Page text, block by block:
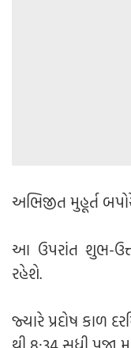
અભિજીત મુહૂર્ત
આ ઉપરાંત શુભ-
રહેશે.
જ્યારે પ્રદોષ કાળ